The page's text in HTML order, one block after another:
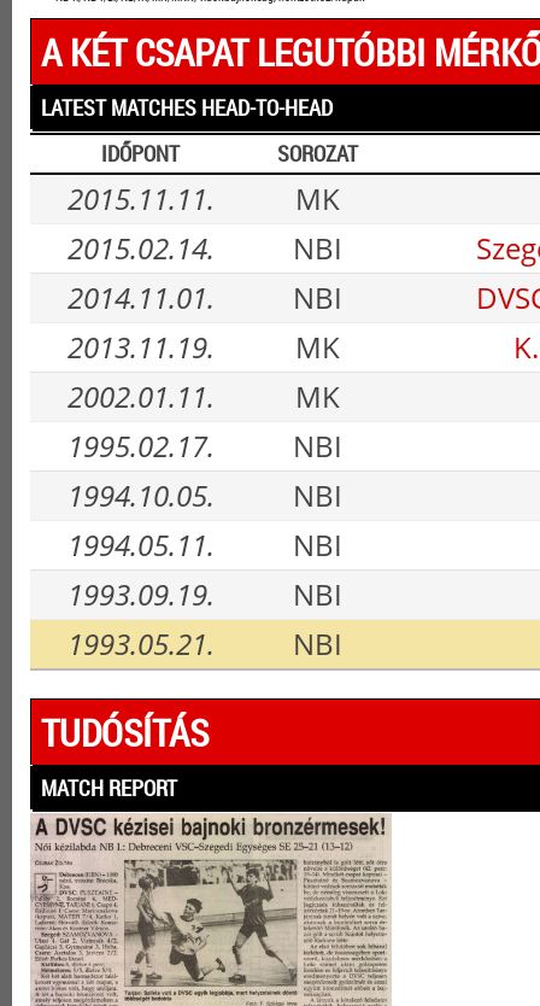
A KÉT CSAPAT LEGUTÓBBI
LATEST MATCHES HEAD-TO-HEAD
IDŐPONT
SOROZAT
2015.11.11.
MK
2015.02.14.
NBI
2014.11.01.
NBI
2013.11.19.
MK
2002.01.11.
MK
1995.02.17.
NBI
1994.10.05.
NBI
1994.05.11.
NBI
1993.09.19.
NBI
1993.05.21.
NBI
TUDÓSÍTÁS
MATCH REPORT